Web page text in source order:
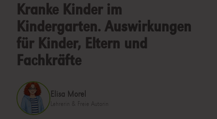
Kranke Kinder im
Kindergarten. Auswirkungen
für Kinder, Eltern und
Fachkräfte
Elisa Morel
Lehrerin & Freie Autorin